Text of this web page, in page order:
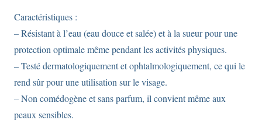
Caractéristiques :
– Résistant à l’eau (eau douce et salée) et à la sueur pour une
protection optimale même pendant les activités physiques.
– Testé dermatologiquement et ophtalmologiquement, ce qui le
rend sûr pour une utilisation sur le visage.
– Non comédogène et sans parfum, il convient même aux
peaux sensibles.